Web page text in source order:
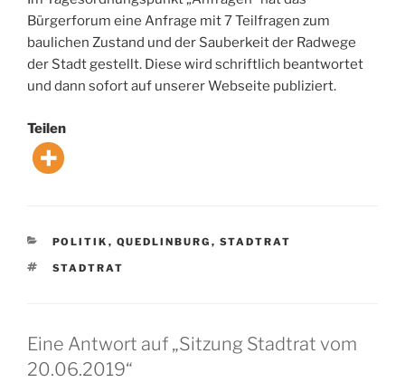
Bürgerforum eine Anfrage mit 7 Teilfragen zum
baulichen Zustand und der Sauberkeit der Radwege
der Stadt gestellt. Diese wird schriftlich beantwortet
und dann sofort auf unserer Webseite publiziert.
Teilen
KATEGORIEN
POLITIK , QUEDLINBURG , STADTRAT
SCHLAGWÖRTER
STADTRAT
Eine Antwort auf „Sitzung Stadtrat vom
20.06.2019“